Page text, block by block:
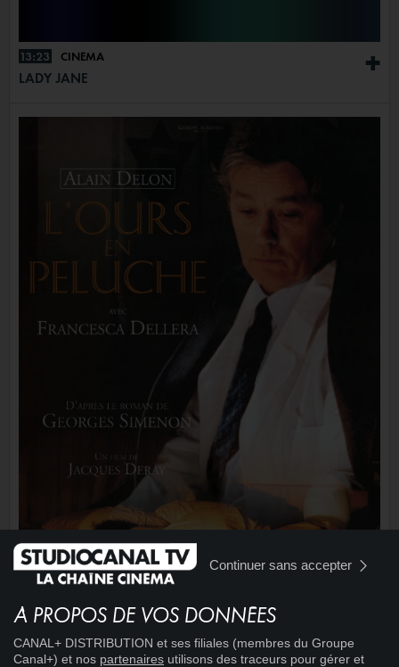
+
13:23 CINÉMA
LADY JANE
15:02 CINÉMA
L'OURS EN PELUCHE
Continuer sans accepter
À PROPOS DE VOS DONNÉES
CANAL+ DISTRIBUTION et ses filiales (membres du Groupe
Canal+) et nos partenaires utilisons des traceurs pour gérer et